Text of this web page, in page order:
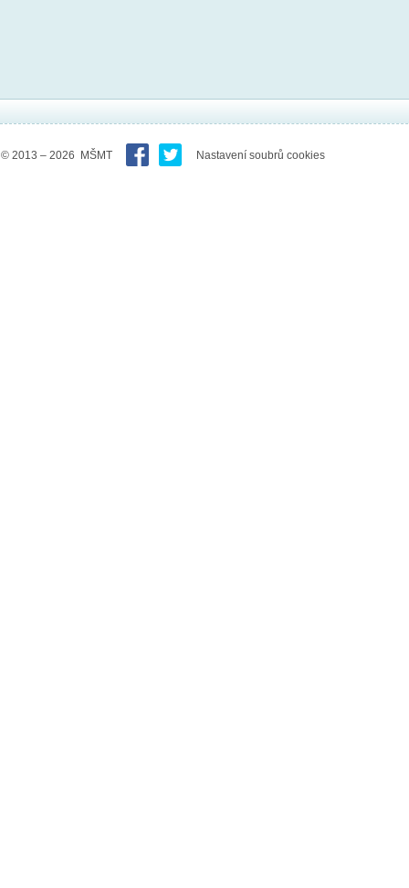
© 2013 – 2026 MŠMT Nastavení soubrů cookies